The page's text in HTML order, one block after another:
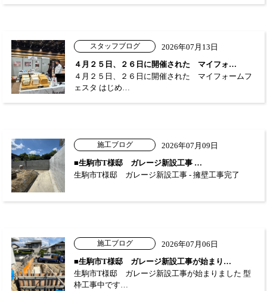
スタッフブログ
2026年07月13日
４月２５日、２６日に開催された マイフォ…
４月２５日、２６日に開催された マイフォームフ
ェスタ はじめ…
施工ブログ
2026年07月09日
■生駒市T様邸 ガレージ新設工事 …
生駒市T様邸 ガレージ新設工事 - 擁壁工事完了
施工ブログ
2026年07月06日
■生駒市T様邸 ガレージ新設工事が始まり…
生駒市T様邸 ガレージ新設工事が始まりました 型
枠工事中です…